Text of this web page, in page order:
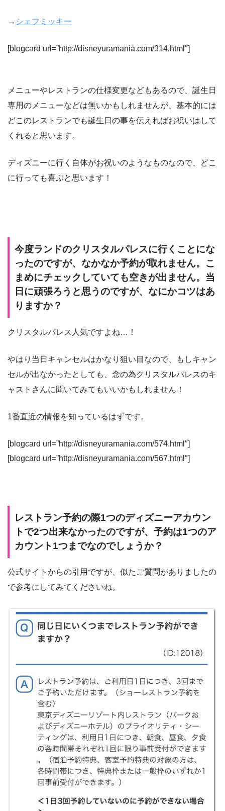
→ シェフミッキー
[blogcard url=”http://disneyuramania.com/314.html″]
メニューやレストランの仕様変更などもあるので、誕生日
専用のメニューなどは無いかもしれませんが、基本的には
どこのレストランでも誕生日の事を伝えればお祝いはして
くれると思います。
ディズニーに行く自体がお祝いのようなものなので、どこ
に行っても喜ぶと思います！
今度ランドのクリスタルパレスに行くことにな
ったのですが、なかなか予約が取れません。こ
まめにチェックしていても空きが出ません。当
日に頑張ろうと思うのですが、なにかコツはあ
りますか？
クリスタルパレス人気ですよね…！
やはり当日キャンセルはかなり狙い目なので、もしキャン
セルが出なかったとしても、念の為クリスタルパレスのキ
ャストさんに聞いてみてもいいかもしれません！
1番直近の情報を知っているはずです。
[blogcard url=”http://disneyuramania.com/574.html″]
[blogcard url=”http://disneyuramania.com/567.html″]
レストラン予約の際1つのディズニーアカウン
トで2つ出来なかったのですが、予約は1つのア
カウント1つまでなのでしょうか？
公式サイトからの引用ですが、似たご質問がありましたの
で参考にしてみてくださいね。